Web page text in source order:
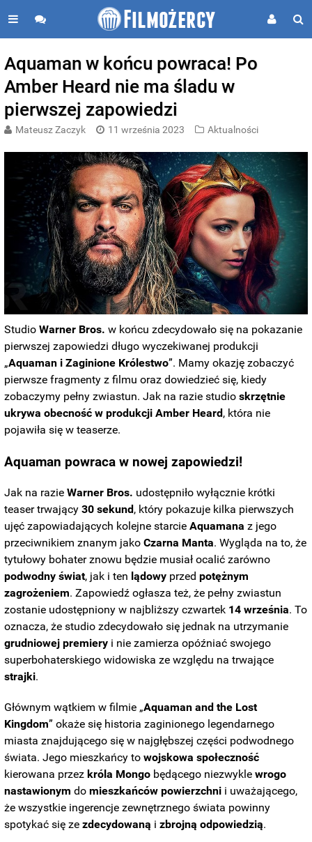
Aquaman w końcu powraca! Po
Amber Heard nie ma śladu w
pierwszej zapowiedzi
Mateusz Zaczyk 11 września 2023 Aktualności
StudioWarner Bros. w końcu zdecydowało się na pokazanie
pierwszej zapowiedzi długo wyczekiwanej produkcji
„Aquaman i Zaginione Królestwo”. Mamy okazję zobaczyć
pierwsze fragmenty z filmu oraz dowiedzieć się, kiedy
zobaczymy pełny zwiastun. Jak na razie studioskrzętnie
ukrywa obecność w produkcji Amber Heard , która nie
pojawiła się w teaserze.
Aquaman powraca w nowej zapowiedzi!
Jak na razieWarner Bros. udostępniło wyłącznie krótki
teaser trwający30 sekund , który pokazuje kilka pierwszych
ujęć zapowiadających kolejne starcieAquamana z jego
przeciwnikiem znanym jakoCzarna Manta. Wygląda na to, że
tytułowy bohater znowu będzie musiał ocalić zarówno
podwodny świat, jak i ten lądowy przedpotężnym
zagrożeniem. Zapowiedź ogłasza też, że pełny zwiastun
zostanie udostępniony w najbliższy czwartek 14 września. To
oznacza, że studio zdecydowało się jednak na utrzymanie
grudniowej premiery i nie zamierza opóźniać swojego
superbohaterskiego widowiska ze względu na trwające
strajki.
Głównym wątkiem w filmie „Aquaman and the Lost
Kingdom” okaże się historia zaginionego legendarnego
miasta znajdującego się w najgłębszej części podwodnego
świata. Jego mieszkańcy towojskowa społeczność
kierowana przez króla Mongo będącego niezwyklewrogo
nastawionym domieszkańców powierzchni i uważającego,
że wszystkie ingerencje zewnętrznego świata powinny
spotykać się zezdecydowaną izbrojną odpowiedzią.